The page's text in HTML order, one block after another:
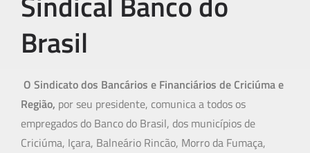
Brasil
O Sindicato dos Bancários e Financiários de Criciúma e
Região, por seu presidente, comunica a todos os
empregados do Banco do Brasil, dos municípios de
Criciúma, Içara, Balneário Rincão, Morro da Fumaça,